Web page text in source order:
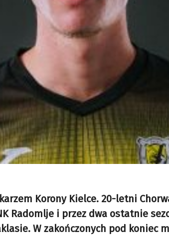
Korony Kielce. 20-letni
Radomlje i przez dwa ostatnie
W zakończonych pod koniec